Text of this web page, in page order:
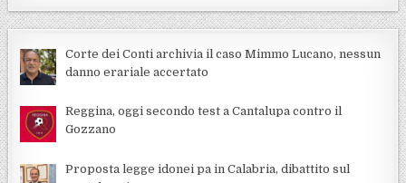
Corte dei Conti archivia il caso Mimmo Lucano, nessun
danno erariale accertato
Reggina, oggi secondo test a Cantalupa contro il
Gozzano
Proposta legge idonei pa in Calabria, dibattito sul